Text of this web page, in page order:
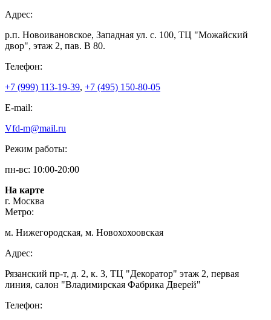
Адрес:
р.п. Новоивановское, Западная ул. с. 100, ТЦ "Можайский
двор", этаж 2, пав. В 80.
Телефон:
+7 (999) 113-19-39, +7 (495) 150-80-05
E-mail:
Vfd-m@mail.ru
Режим работы:
пн-вс: 10:00-20:00
На карте
г. Москва
Метро:
м. Нижегородская, м. Новохохоовская
Адрес:
Рязанский пр-т, д. 2, к. 3, ТЦ "Декоратор" этаж 2, первая
линия, салон "Владимирская Фабрика Дверей"
Телефон: